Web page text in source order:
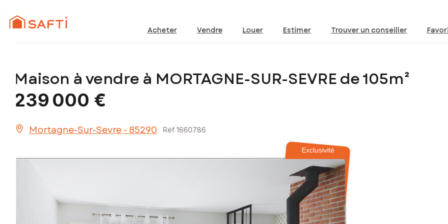
Acheter Vendre Louer Estimer Trouver un conseiller
Maison à vendre à MORTAGNE-SUR-SEVRE de 105m²
239 000 €
Mortagne-Sur-Sevre - 85290 Réf 1660786
Exclusivité